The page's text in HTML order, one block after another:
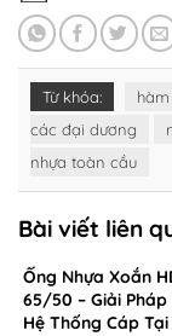
Từ khóa:
các đại dương
nhựa toàn cầu
Bài viết liên
Ống Nhựa Xoắn
65/50 – Giải Pháp
Hệ Thống Cáp